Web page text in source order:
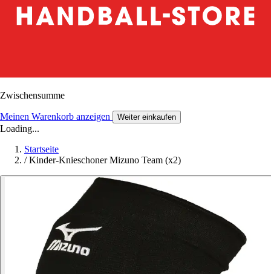
Zwischensumme
Meinen Warenkorb anzeigen Weiter einkaufen
Loading...
Startseite
/ Kinder-Knieschoner Mizuno Team (x2)